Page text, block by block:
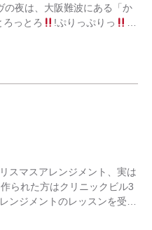
夜は、大阪難波にある「か
ろっとろ !ぷりっぷりっ
!
スマスアレンジメント、実は
られた方はクリニックビル3
ンジメントのレッスンを受け